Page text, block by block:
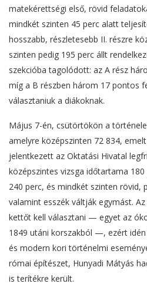
matekérettségi első, rövid
mindkét szinten 45 perc alatt
hosszabb, részletesebb II. részre
szinten pedig 195 perc állt
szekcióba tagolódott: az A rész
míg a B részben három 17 pontos
választaniuk a diákoknak.
Május 7-én, csütörtökön a
amelyre középszinten 72 834,
jelentkezett az Oktatási Hivatal
középszintes vizsga időtartama
240 perc, és mindkét szinten
valamint esszék váltják egymást.
kettőt kell választani — egyet az
1849 utáni korszakból —, ezért
és modern kori történelmi
római építészet, Hunyadi Mátyás
is terítékre került.